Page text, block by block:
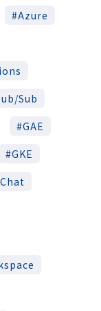
Azure
Sub
GAE
GKE